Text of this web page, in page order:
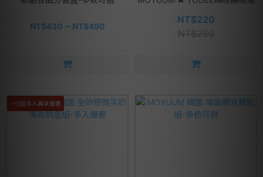
NT$430 ~ NT$490
NT$220
NT$250
⭐任選多入再享優惠